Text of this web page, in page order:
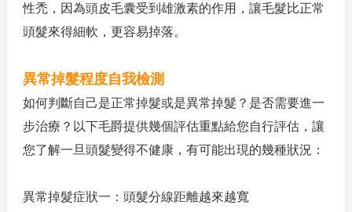
性禿，因為頭皮毛囊受到雄激素的作用，讓毛髮比正常
頭髮來得細軟，更容易掉落。
異常掉髮程度自我檢測
如何判斷自己是正常掉髮或是異常掉髮？是否需要進一
步治療？以下毛爵提供幾個評估重點給您自行評估，讓
您了解一旦頭髮變得不健康，有可能出現的幾種狀況：
異常掉髮症狀一：頭髮分線距離越來越寬